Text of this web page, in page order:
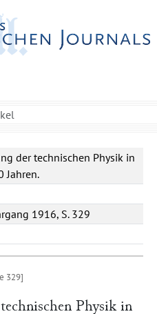
der technischen Physik in
Jahren.
1916, S. 329
Physik in